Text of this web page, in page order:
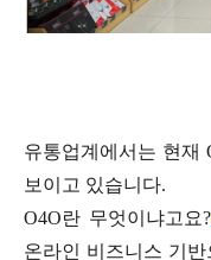
유통업계에서는 현재
보이고 있습니다.
O4O란 무엇이냐고요?
온라인 비즈니스 기